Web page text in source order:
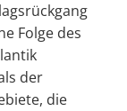
Folge des
der
die